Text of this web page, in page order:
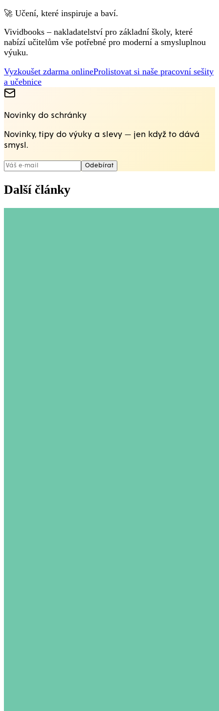
🚀 Učení, které inspiruje a baví.
Vividbooks – nakladatelství pro základní školy, které
nabízí učitelům vše potřebné pro moderní a smysluplnou
výuku.
Vyzkoušet zdarma onlineProlistovat si naše pracovní sešity
a učebnice
Novinky do schránky
Novinky, tipy do výuky a slevy — jen když to dává
smysl.
Odebírat
Další články